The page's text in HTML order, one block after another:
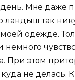
Мне даже
ландыш так
одежде.
немного
При этом
не делась.